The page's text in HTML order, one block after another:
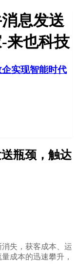
息发送
来也科技
瓶颈，触达
失，获客成本、运
成本的迅速攀升，